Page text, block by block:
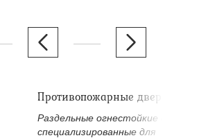
Противопожарные дверные ручки
Раздельные огнестойкие дверные ручки
специализированные для